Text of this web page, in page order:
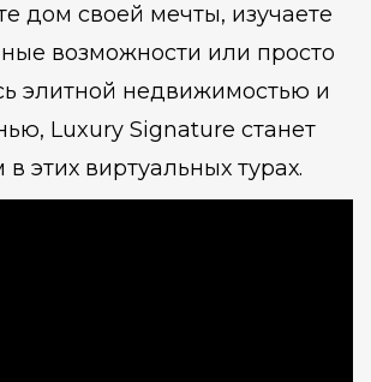
дом своей мечты, изучаете
возможности или просто
элитной недвижимостью и
Luxury Signature станет
этих виртуальных турах.